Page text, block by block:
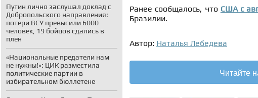
Путин лично заслушал доклад с
Добропольского направления:
потери ВСУ превысили 6000
человек, 19 бойцов сдались в
плен
«Национальные предатели нам
не нужны!»: ЦИК разместила
политические партии в
избирательном бюллетене
Ранее сообщалось, что США с
Бразилии.
Автор: Наталья Лебедева
Читайте